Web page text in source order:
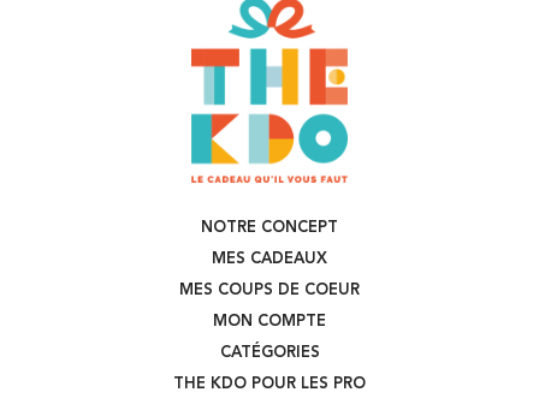
NOTRE CONCEPT
MES CADEAUX
MES COUPS DE COEUR
MON COMPTE
CATÉGORIES
THE KDO POUR LES PRO